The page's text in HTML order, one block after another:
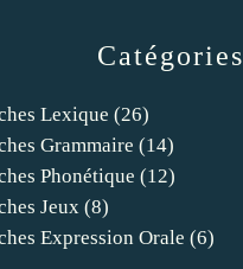
Catégories
Lexique (26)
Grammaire (14)
Phonétique (12)
Jeux (8)
Expression Orale (6)